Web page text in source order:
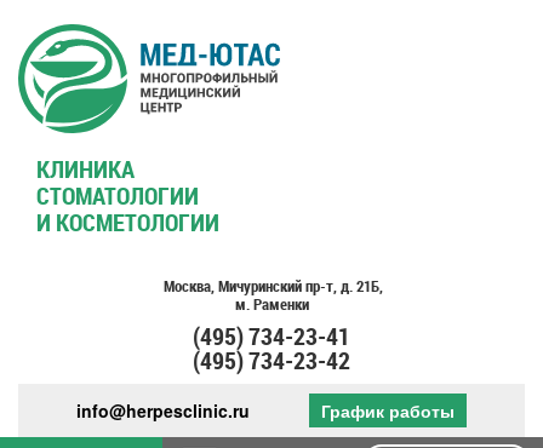
КЛИНИКА
СТОМАТОЛОГИИ
И КОСМЕТОЛОГИИ
Москва, Мичуринский пр-т, д. 21Б,
м. Раменки
(495)734-23-41
(495)734-23-42
info@herpesclinic.ru График работы